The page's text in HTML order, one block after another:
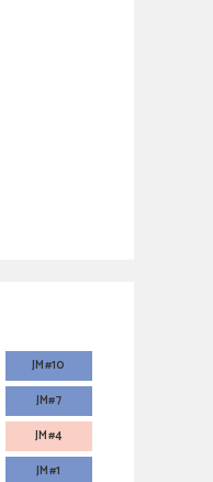
JM#10
JM#7
JM#4
JM#1